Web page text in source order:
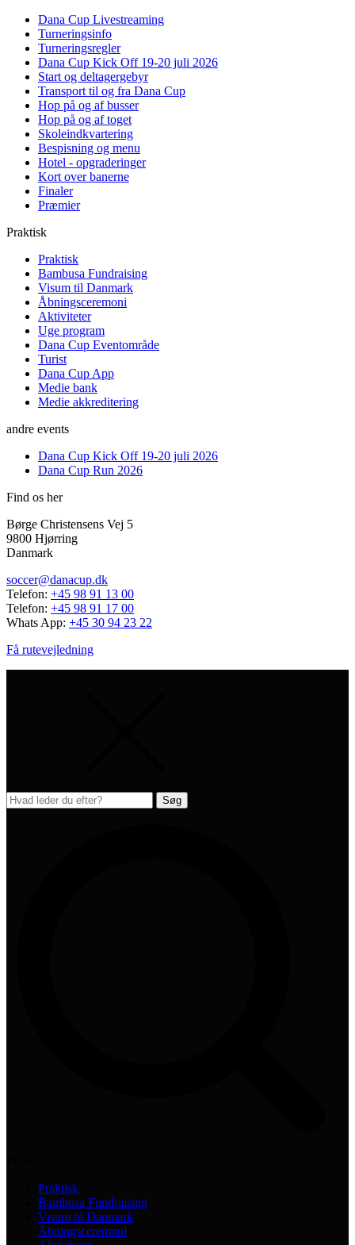
Dana Cup Livestreaming
Turneringsinfo
Turneringsregler
Dana Cup Kick Off 19-20 juli 2026
Start og deltagergebyr
Transport til og fra Dana Cup
Hop på og af busser
Hop på og af toget
Skoleindkvartering
Bespisning og menu
Hotel - opgraderinger
Kort over banerne
Finaler
Præmier
Praktisk
Praktisk
Bambusa Fundraising
Visum til Danmark
Åbningsceremoni
Aktiviteter
Uge program
Dana Cup Eventområde
Turist
Dana Cup App
Medie bank
Medie akkreditering
andre events
Dana Cup Kick Off 19-20 juli 2026
Dana Cup Run 2026
Find os her
Børge Christensens Vej 5
9800 Hjørring
Danmark
soccer@danacup.dk
Telefon: +45 98 91 13 00
Telefon: +45 98 91 17 00
Whats App: +45 30 94 23 22
Få rutevejledning
Praktisk
Bambusa Fundraising
Visum til Danmark
Åbningsceremoni